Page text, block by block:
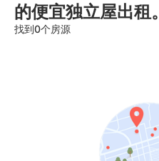
的便宜独立屋出租。
找到0个房源